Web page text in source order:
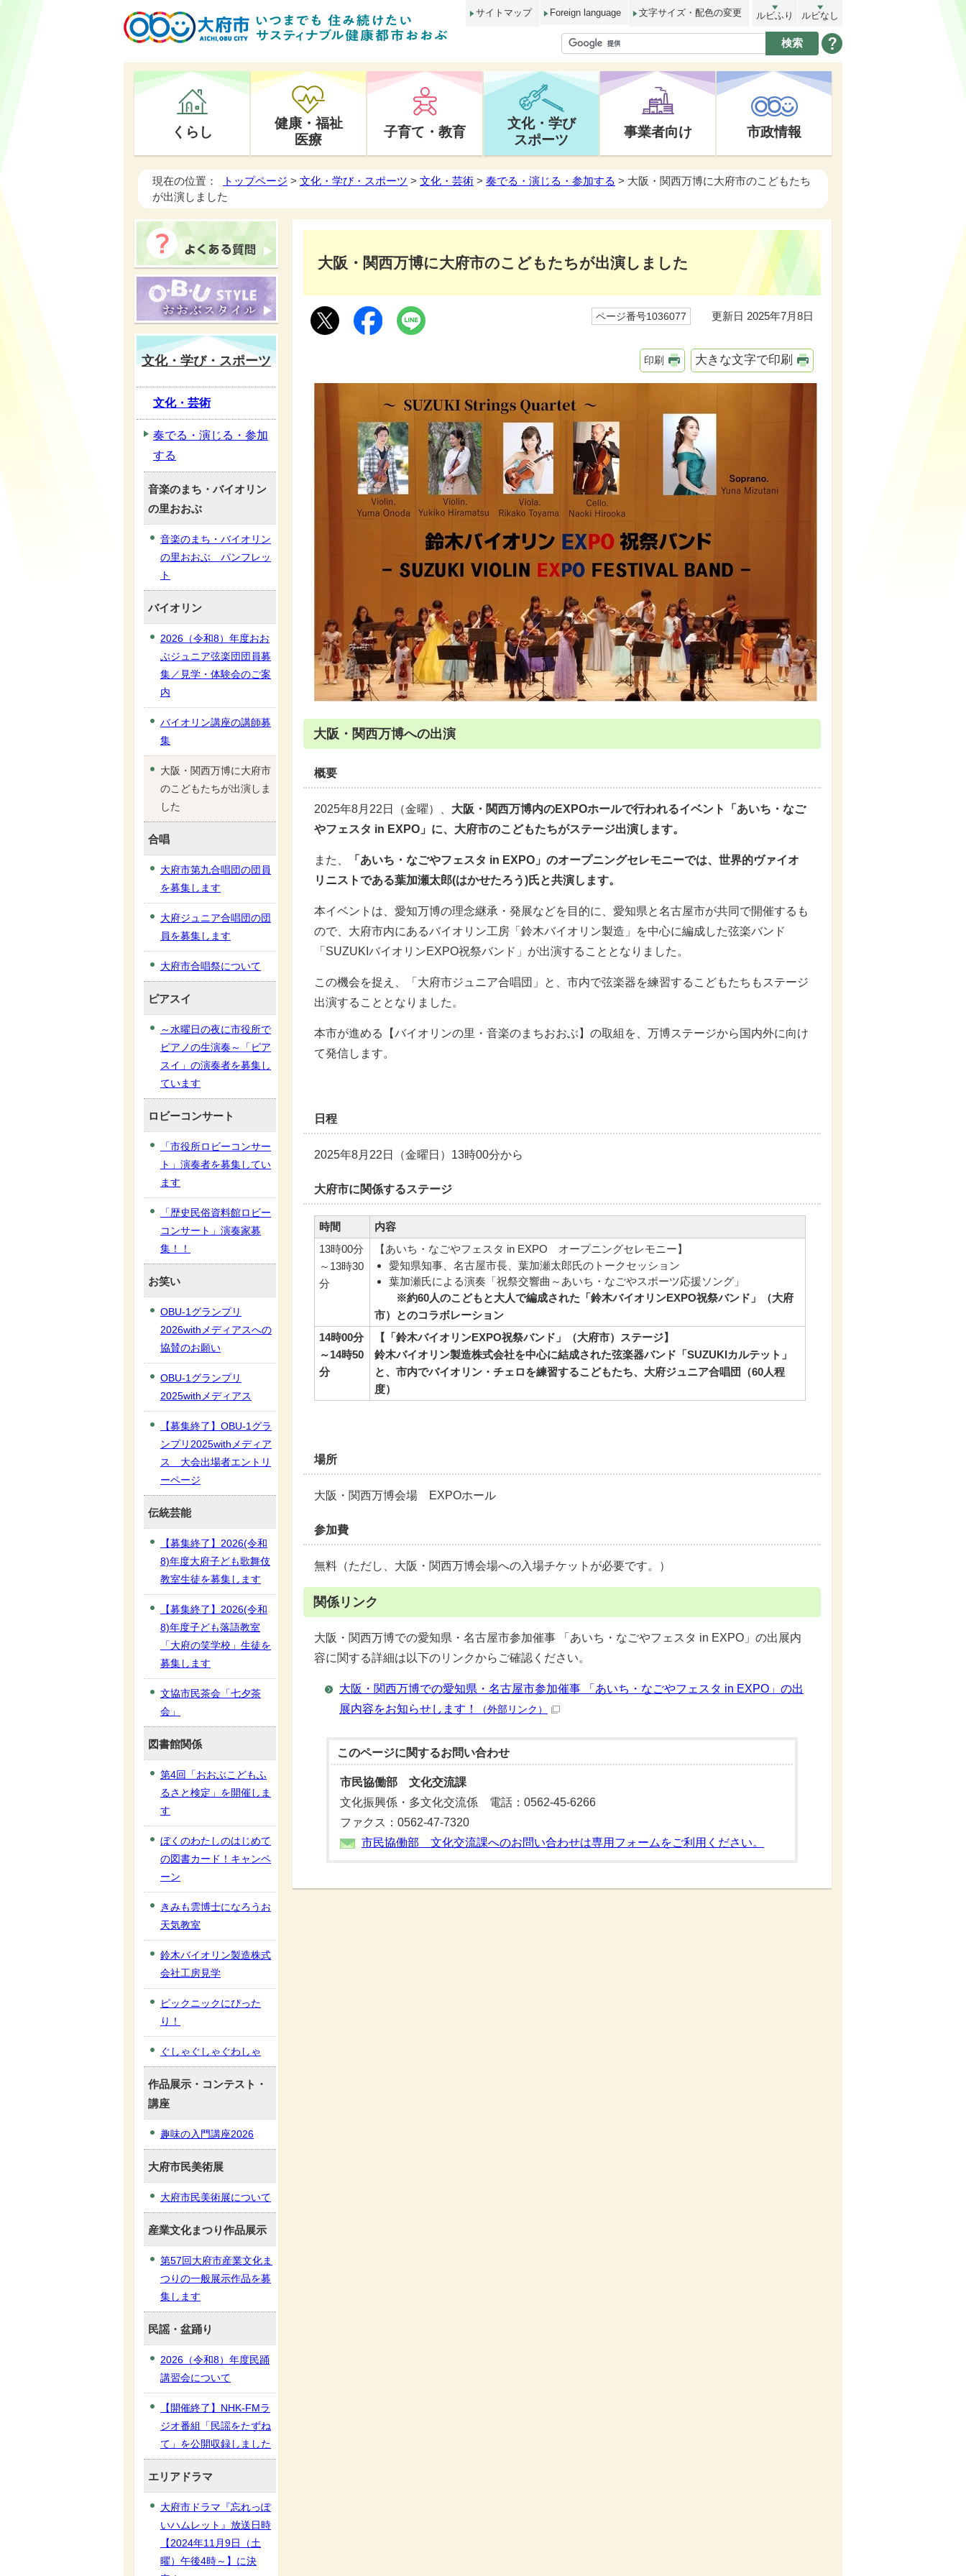
サイトマップ Foreign language 文字サイズ・配色の変更 ルビふり ルビなし
くらし
健康・福祉
医療
子育て・教育
文化・学び
スポーツ
事業者向け 市政情報
現在の位置： トップページ > 文化・学び・スポーツ > 文化・芸術 > 奏でる・演じる・参加する > 大阪・関西万博に大府市のこどもたち
が出演しました
大阪・関西万博に大府市のこどもたちが出演しました
ページ番号1036077 更新日 2025年7月8日
印刷 大きな文字で印刷
大阪・関西万博への出演
概要
2025年8月22日（金曜）、 大阪・関西万博内のEXPOホールで行われるイベント「あいち・なご
やフェスタ in EXPO」に、大府市のこどもたちがステージ出演します。
また、 「あいち・なごやフェスタ in EXPO」のオープニングセレモニーでは、世界的ヴァイオ
リニストである葉加瀬太郎(はかせたろう)氏と共演します。
本イベントは、愛知万博の理念継承・発展などを目的に、愛知県と名古屋市が共同で開催するも
ので、大府市内にあるバイオリン工房「鈴木バイオリン製造」を中心に編成した弦楽バンド
「SUZUKIバイオリンEXPO祝祭バンド」が出演することとなりました。
この機会を捉え、「大府市ジュニア合唱団」と、市内で弦楽器を練習するこどもたちもステージ
出演することとなりました。
本市が進める【バイオリンの里・音楽のまちおおぶ】の取組を、万博ステージから国内外に向け
て発信します。
日程
2025年8月22日（金曜日）13時00分から
大府市に関係するステージ
時間
内容
13時00分
～13時30
分
【あいち・なごやフェスタ in EXPO オープニングセレモニー】
愛知県知事、名古屋市長、葉加瀬太郎氏のトークセッション
葉加瀬氏による演奏「祝祭交響曲～あいち・なごやスポーツ応援ソング」
※約60人のこどもと大人で編成された「鈴木バイオリンEXPO祝祭バンド」（大府
市）とのコラボレーション
14時00分
～14時50
分
【「鈴木バイオリンEXPO祝祭バンド」（大府市）ステージ】
鈴木バイオリン製造株式会社を中心に結成された弦楽器バンド「SUZUKIカルテット」
と、市内でバイオリン・チェロを練習するこどもたち、大府ジュニア合唱団（60人程
度）
場所
大阪・関西万博会場 EXPOホール
参加費
無料（ただし、大阪・関西万博会場への入場チケットが必要です。）
関係リンク
大阪・関西万博での愛知県・名古屋市参加催事 「あいち・なごやフェスタ in EXPO」の出展内
容に関する詳細は以下のリンクからご確認ください。
大阪・関西万博での愛知県・名古屋市参加催事 「あいち・なごやフェスタ in EXPO」の出
展内容をお知らせします！
（外部リンク）
このページに関するお問い合わせ
市民協働部 文化交流課
文化振興係・多文化交流係 電話：0562-45-6266
ファクス：0562-47-7320
市民協働部 文化交流課へのお問い合わせは専用フォームをご利用ください。
文化・学び・スポーツ
文化・芸術
奏でる・演じる・参加
する
音楽のまち・バイオリン
の里おおぶ
音楽のまち・バイオリン
の里おおぶ パンフレッ
ト
バイオリン
2026（令和8）年度おお
ぶジュニア弦楽団団員募
集／見学・体験会のご案
内
バイオリン講座の講師募
集
大阪・関西万博に大府市
のこどもたちが出演しま
した
合唱
大府市第九合唱団の団員
を募集します
大府ジュニア合唱団の団
員を募集します
大府市合唱祭について
ピアスイ
～水曜日の夜に市役所で
ピアノの生演奏～「ピア
スイ」の演奏者を募集し
ています
ロビーコンサート
「市役所ロビーコンサー
ト」演奏者を募集してい
ます
「歴史民俗資料館ロビー
コンサート」演奏家募
集！！
お笑い
OBU-1グランプリ
2026withメディアスへの
協賛のお願い
OBU-1グランプリ
2025withメディアス
【募集終了】OBU-1グラ
ンプリ2025withメディア
ス 大会出場者エントリ
ーページ
伝統芸能
【募集終了】2026(令和
8)年度大府子ども歌舞伎
教室生徒を募集します
【募集終了】2026(令和
8)年度子ども落語教室
「大府の笑学校」生徒を
募集します
文協市民茶会「七夕茶
会」
図書館関係
第4回「おおぶこどもふ
るさと検定」を開催しま
す
ぼくのわたしのはじめて
の図書カード！キャンペ
ーン
きみも雲博士になろうお
天気教室
鈴木バイオリン製造株式
会社工房見学
ピックニックにぴった
り！
ぐしゃぐしゃぐわしゃ
作品展示・コンテスト・
講座
趣味の入門講座2026
大府市民美術展
大府市民美術展について
産業文化まつり作品展示
第57回大府市産業文化ま
つりの一般展示作品を募
集します
民謡・盆踊り
2026（令和8）年度民踊
講習会について
【開催終了】NHK-FMラ
ジオ番組「民謡をたずね
て」を公開収録しました
エリアドラマ
大府市ドラマ『忘れっぽ
いハムレット』放送日時
【2024年11月9日（土
曜）午後4時～】に決